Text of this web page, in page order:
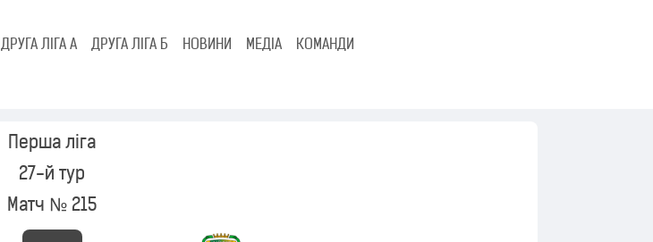
ДРУГА ЛІГА А ДРУГА ЛІГА Б НОВИНИ МЕДІА КОМАНДИ
Перша ліга
27-й тур
Матч № 215